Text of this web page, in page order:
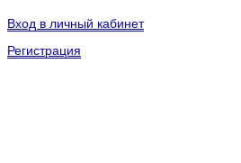
Вход в личный кабинет
Регистрация